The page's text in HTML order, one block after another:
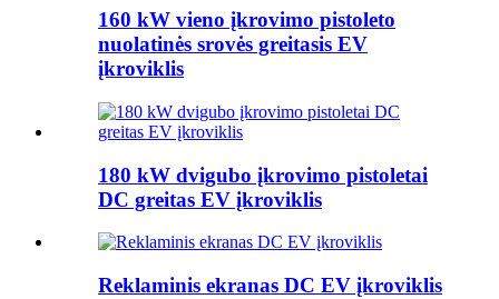
160 kW vieno įkrovimo pistoleto
nuolatinės srovės greitasis EV
įkroviklis
180 kW dvigubo įkrovimo pistoletai
DC greitas EV įkroviklis
Reklaminis ekranas DC EV įkroviklis